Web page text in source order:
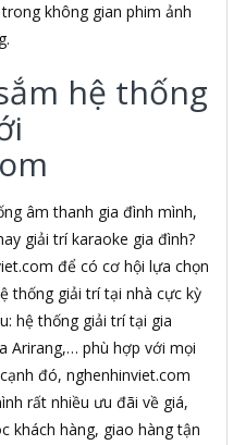
không gian phim ảnh
hệ thống
âm thanh gia đình mình,
giải trí karaoke gia đình?
để có cơ hội lựa chọn
thống giải trí tại nhà cực kỳ
hệ thống giải trí tại gia
Arirang,… phù hợp với mọi
đó, nghenhinviet.com
rất nhiều ưu đãi về giá,
khách hàng, giao hàng tận